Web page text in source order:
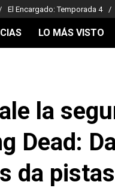
El Encargado: Temporada 4
LO MÁS VISTO
la
Dead:
da pistas